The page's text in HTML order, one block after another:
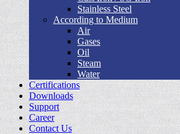
Stainless Steel
According to Medium
Air
Gases
Oil
Steam
Water
Certifications
Downloads
Support
Career
Contact Us